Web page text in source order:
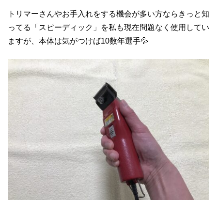
トリマーさんやお手入れをする機会が多い方ならきっと知
ってる「スピーディック」を私も現在問題なく使用してい
ますが、本体は気がつけば10数年選手💦